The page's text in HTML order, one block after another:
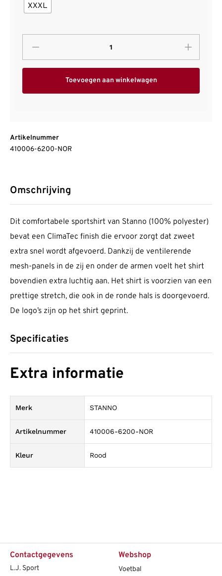
XXXL
Toevoegen aan winkelwagen
Artikelnummer
410006-6200-NOR
Omschrijving
Dit comfortabele sportshirt van Stanno (100% polyester)
bevat een ClimaTec finish die ervoor zorgt dat zweet
extra snel wordt afgevoerd. Dankzij de ventilerende
mesh-panels in de zij en onder de armen voelt het shirt
bovendien extra luchtig aan. Het shirt is voorzien van een
prettige stretch, die ook in de ronde hals is doorgevoerd.
De logo’s zijn op het shirt geprint.
Specificaties
Extra informatie
Merk STANNO
Artikelnummer 410006-6200-NOR
Kleur Rood
Contactgegevens
L.J. Sport
Webshop
Voetbal